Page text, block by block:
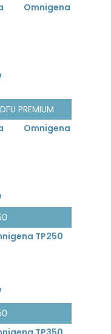
Omnigena
PREMIUM
Omnigena
TP250